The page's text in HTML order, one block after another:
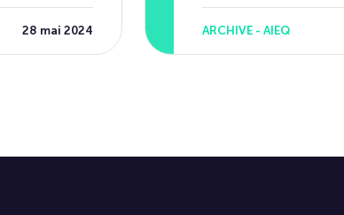
28 mai 2024 ARCHIVE - AIEQ